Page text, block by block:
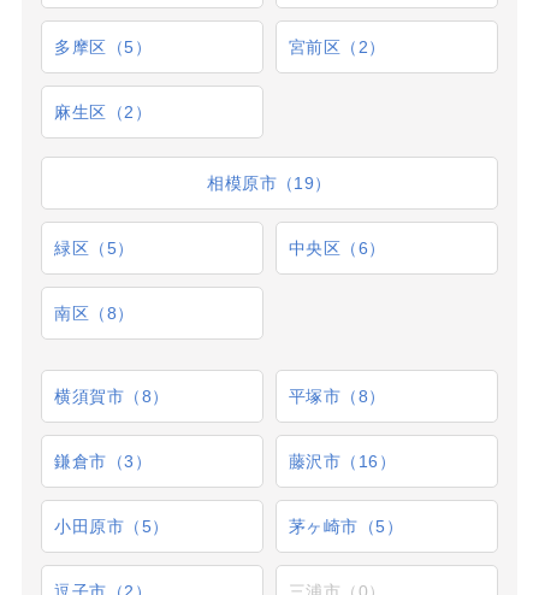
多摩区（5） 宮前区（2）
麻生区（2）
相模原市（19）
緑区（5） 中央区（6）
南区（8）
横須賀市（8） 平塚市（8）
鎌倉市（3） 藤沢市（16）
小田原市（5） 茅ヶ崎市（5）
逗子市（2） 三浦市（0）